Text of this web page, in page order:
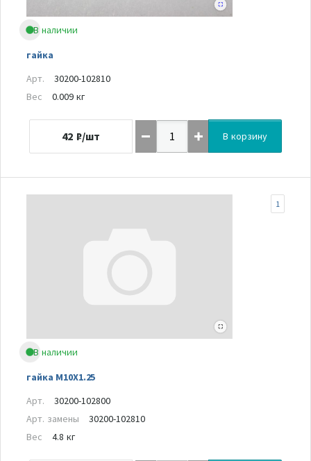
В наличии
гайка
Арт.
30200-102810
Вес
0.009 кг
42 ₽/шт В корзину
В наличии
гайка M10X1.25
1
Арт.
30200-102800
Арт. замены
30200-102810
Вес
4.8 кг